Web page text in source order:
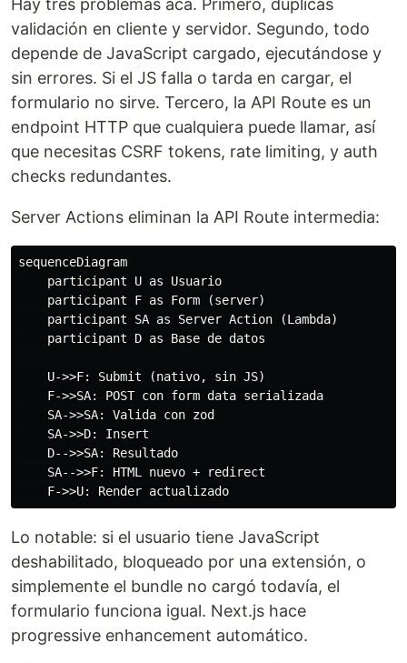
Hay tres problemas acá. Primero, duplicas
validación en cliente y servidor. Segundo, todo
depende de JavaScript cargado, ejecutándose y
sin errores. Si el JS falla o tarda en cargar, el
formulario no sirve. Tercero, la API Route es un
endpoint HTTP que cualquiera puede llamar, así
que necesitas CSRF tokens, rate limiting, y auth
checks redundantes.
Server Actions eliminan la API Route intermedia:
sequenceDiagram
    participant U as Usuario
    participant F as Form (server)
    participant SA as Server Action (Lambda)
    participant D as Base de datos
    U->>F: Submit (nativo, sin JS)
    F->>SA: POST con form data serializada
    SA->>SA: Valida con zod
    SA->>D: Insert
    D-->>SA: Resultado
    SA-->>F: HTML nuevo + redirect
Lo notable: si el usuario tiene JavaScript
deshabilitado, bloqueado por una extensión, o
simplemente el bundle no cargó todavía, el
formulario funciona igual. Next.js hace
progressive enhancement automático.